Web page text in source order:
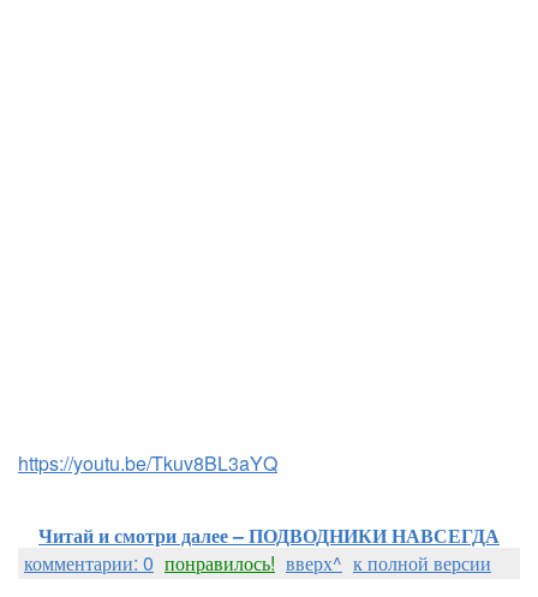
https://youtu.be/Tkuv8BL3aYQ
Читай и смотри далее – ПОДВОДНИКИ НАВСЕГДА
комментарии: 0 понравилось! вверх^ к полной версии